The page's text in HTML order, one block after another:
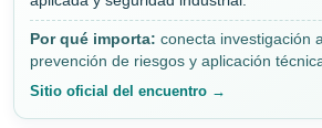
Por qué importa: conecta investigación
prevención de riesgos y aplicación
Sitio oficial del encuentro →